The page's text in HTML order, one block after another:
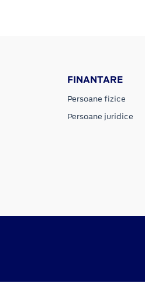
FINANTARE
Persoane fizice
Persoane juridice